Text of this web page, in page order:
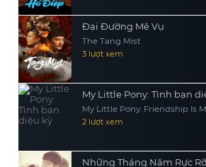
Đại Đường Mê Vụ
The Tang Mist
3 lượt xem
My Little Pony: Tình bạn
My Little Pony: Friendship Is
2 lượt xem
Những Tháng Năm Rực Rỡ